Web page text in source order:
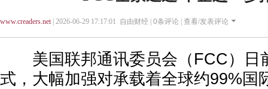
www.creaders.net| 2026-06-29 17:17:01 自由财经 | 0条评论 | 查看/发表评论
美国联邦通讯委员会（FCC）日
式，大幅加强对承载着全球约99%国